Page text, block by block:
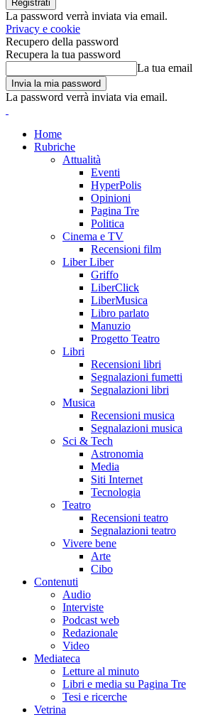
La password verrà inviata via email.
Privacy e cookie
Recupero della password
Recupera la tua password
La tua email
La password verrà inviata via email.
Home
Rubriche
Attualità
Eventi
HyperPolis
Opinioni
Pagina Tre
Politica
Cinema e TV
Recensioni film
Liber Liber
Griffo
LiberClick
LiberMusica
Libro parlato
Manuzio
Progetto Teatro
Libri
Recensioni libri
Segnalazioni fumetti
Segnalazioni libri
Musica
Recensioni musica
Segnalazioni musica
Sci & Tech
Astronomia
Media
Siti Internet
Tecnologia
Teatro
Recensioni teatro
Segnalazioni teatro
Vivere bene
Arte
Cibo
Contenuti
Audio
Interviste
Podcast web
Redazionale
Video
Mediateca
Letture al minuto
Libri e media su Pagina Tre
Tesi e ricerche
Vetrina